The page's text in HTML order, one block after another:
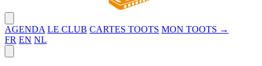
AGENDA LE CLUB CARTES TOOTS MON TOOTS →
FR EN NL